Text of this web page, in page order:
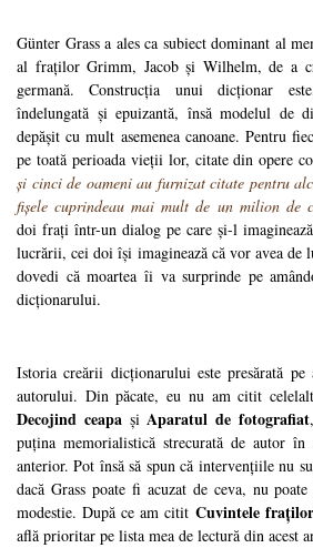
Günter Grass a ales ca subiect dominant al
al fraților Grimm, Jacob și Wilhelm, de a
germană. Construcția unui dicționar
îndelungată și epuizantă, însă modelul de
depășit cu mult asemenea canoane. Pentru
pe toată perioada vieții lor, citate din opere
și cinci de oameni au furnizat citate pentru
fișele cuprindeau mai mult de un milion de
doi frați într-un dialog pe care și-l
lucrării, cei doi își imaginează că vor avea de
dovedi că moartea îi va surprinde pe
dicționarului.
Istoria creării dicționarului este presărată
autorului. Din păcate, eu nu am citit
Decojind ceapașiAparatul de fotografiat
puțina memorialistică strecurată de autor
anterior. Pot însă să spun că intervențiile nu
dacă Grass poate fi acuzat de ceva, nu
modestie. După ce am citit Cuvintele
află prioritar pe lista mea de lectură din acest